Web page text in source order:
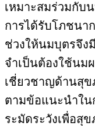
เหมาะสมร่วมกับ
การได้รับโภชนา
ช่วงให้นมบุตรจึง
จำเป็นต้องใช้นม
เชี่ยวชาญด้านสุ
ตามข้อแนะนำใน
ระมัดระวังเพื่อสุ